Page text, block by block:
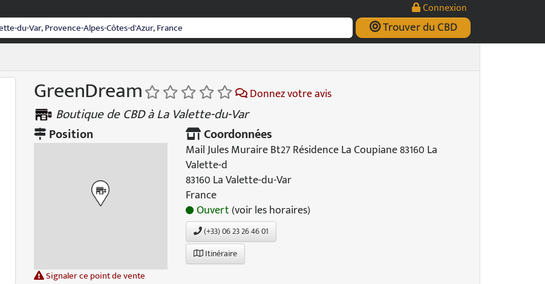
Connexion
Trouver du CBD
GreenDream Donnez votre avis
Boutique de CBD à La Valette-du-Var
Position
Signaler ce point de vente
Coordonnées
Mail Jules Muraire Bt27 Résidence La Coupiane 83160 La
Valette-d
83160 La Valette-du-Var
France
Ouvert(voir les horaires)
(+33) 06 23 26 46 01
Itinéraire